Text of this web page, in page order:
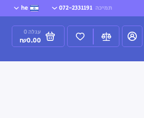
תמיכה 072-2331191
he
עגלה 0
₪0.00